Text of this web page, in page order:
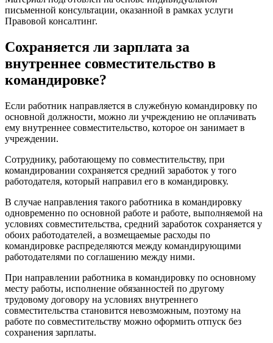
письменной консультации, оказанной в рамках услуги
Правовой консалтинг.
Сохраняется ли зарплата за
внутреннее совместительство в
командировке?
Если работник направляется в служебную командировку по
основной должности, можно ли учреждению не оплачивать
ему внутреннее совместительство, которое он занимает в
учреждении.
​Сотруднику, работающему по совместительству, при
командировании сохраняется средний заработок у того
работодателя, который направил его в командировку.
В случае направления такого работника в командировку
одновременно по основной работе и работе, выполняемой на
условиях совместительства, средний заработок сохраняется у
обоих работодателей, а возмещаемые расходы по
командировке распределяются между командирующими
работодателями по соглашению между ними.
При направлении работника в командировку по основному
месту работы, исполнение обязанностей по другому
трудовому договору на условиях внутреннего
совместительства становится невозможным, поэтому на
работе по совместительству можно оформить отпуск без
сохранения зарплаты.